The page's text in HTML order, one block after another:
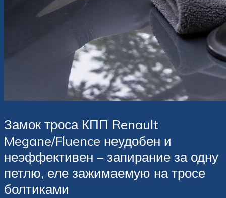
Замок троса КПП Renault
Megane/Fluence неудобен и
неэффективен – запирание за одну
петлю, еле зажимаемую на тросе
болтиками